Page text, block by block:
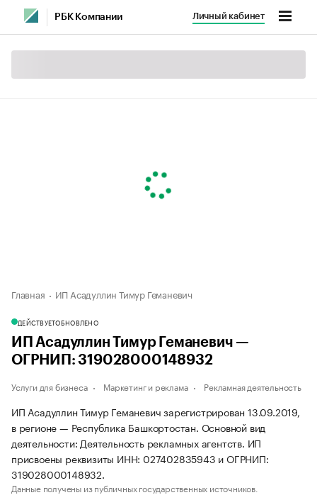
РБК Компании Личный кабинет
Главная ИП Асадуллин Тимур Геманевич
ДЕЙСТВУЕТОБНОВЛЕНО
ИП Асадуллин Тимур Геманевич —
ОГРНИП: 319028000148932
Услуги для бизнеса Маркетинг и реклама Рекламная деятельность
ИП Асадуллин Тимур Геманевич зарегистрирован 13.09.2019,
в регионе — Республика Башкортостан. Основной вид
деятельности: Деятельность рекламных агентств. ИП
присвоены реквизиты ИНН: 027402835943 и ОГРНИП:
319028000148932.
Данные получены из публичных государственных источников.